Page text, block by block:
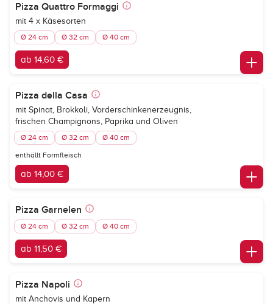
Pizza Quattro Formaggi
mit 4 x Käsesorten
Ø 24 cm Ø 32 cm Ø 40 cm
ab 14,60 €
Pizza della Casa
mit Spinat, Brokkoli, Vorderschinkenerzeugnis,
frischen Champignons, Paprika und Oliven
Ø 24 cm Ø 32 cm Ø 40 cm
enthällt Formfleisch
ab 14,00 €
Pizza Garnelen
Ø 24 cm Ø 32 cm Ø 40 cm
ab 11,50 €
Pizza Napoli
mit Anchovis und Kapern